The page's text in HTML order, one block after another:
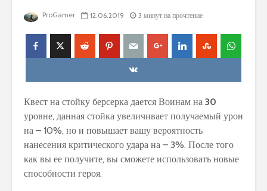
ProGamer 12.06.2019 3 минут на прочтение
Квест на стойку берсерка дается Воинам на 30
уровне, данная стойка увеличивает получаемый урон
на – 10%, но и повышает вашу вероятность
нанесения критического удара на – 3%. После того
как вы ее получите, вы сможете использовать новые
способности героя.